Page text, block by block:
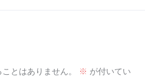
とはありません。 ※ が付いてい